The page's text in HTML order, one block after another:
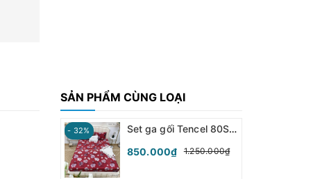
SẢN PHẨM CÙNG LOẠI
- 32%
Set ga gối Tencel 80S - Hoa Đỏ - SGGT80-033
850.000₫
1.250.000₫